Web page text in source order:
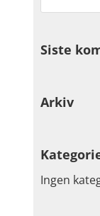
Siste
Arkiv
Ingen